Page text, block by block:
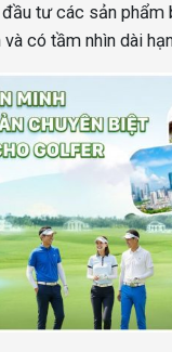
tư các sản phẩm
có tầm nhìn dài